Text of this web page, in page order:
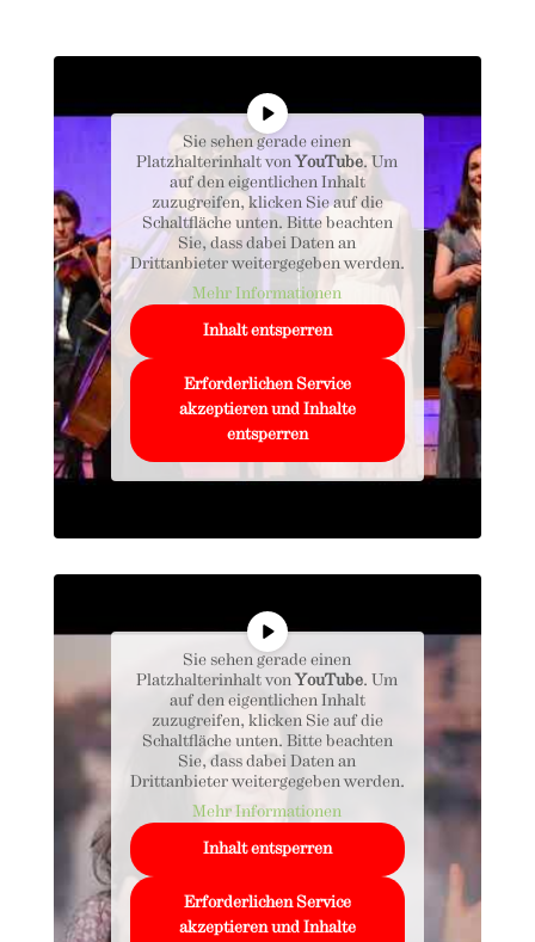
Sie sehen gerade einen
Platzhalterinhalt von YouTube. Um
auf den eigentlichen Inhalt
zuzugreifen, klicken Sie auf die
Schaltfläche unten. Bitte beachten
Sie, dass dabei Daten an
Drittanbieter weitergegeben werden.
Mehr Informationen
Inhalt entsperren
Erforderlichen Service
akzeptieren und Inhalte
entsperren
Sie sehen gerade einen
Platzhalterinhalt von YouTube. Um
auf den eigentlichen Inhalt
zuzugreifen, klicken Sie auf die
Schaltfläche unten. Bitte beachten
Sie, dass dabei Daten an
Drittanbieter weitergegeben werden.
Mehr Informationen
Inhalt entsperren
Erforderlichen Service
akzeptieren und Inhalte